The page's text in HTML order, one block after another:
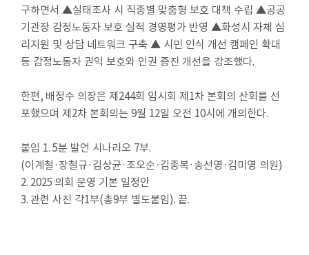
구하면서 ▲실태조사 시 직종별 맞춤형 보호 대책 수립 ▲공공
기관장 감정노동자 보호 실적 경영평가 반영 ▲화성시 자체 심
리지원 및 상담 네트워크 구축 ▲ 시민 인식 개선 캠페인 확대
등 감정노동자 권익 보호와 인권 증진 개선을 강조했다.
한편, 배정수 의장은 제244회 임시회 제1차 본회의 산회를 선
포했으며 제2차 본회의는9월 12일 오전 10시에 개의한다.
붙임 1. 5분 발언 시나리오 7부.
(이계철·장철규·김상균·조오순·김종복·송선영·김미영 의원)
2. 2025 의회 운영 기본 일정안
3.관련 사진 각1부(총9부 별도붙임).끝.